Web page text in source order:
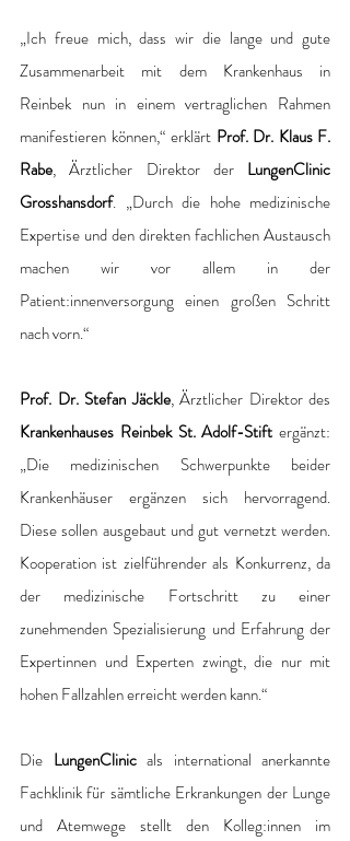
„Ich freue mich, dass wir die lange und gute
Zusammenarbeit mit dem Krankenhaus in
Reinbek nun in einem vertraglichen Rahmen
manifestieren können,“ erklärt Prof. Dr. Klaus F.
Rabe, Ärztlicher Direktor der LungenClinic
Grosshansdorf. „Durch die hohe medizinische
Expertise und den direkten fachlichen Austausch
machen wir vor allem in der
Patient:innenversorgung einen großen Schritt
nach vorn.“
Prof. Dr. Stefan Jäckle
Krankenhauses Reinbek St. Adolf-Stift ergänzt:
„Die medizinischen Schwerpunkte beider
Krankenhäuser ergänzen sich hervorragend.
Diese sollen ausgebaut und gut vernetzt werden.
Kooperation ist zielführender als Konkurrenz, da
der medizinische Fortschritt zu einer
zunehmenden Spezialisierung und Erfahrung der
Expertinnen und Experten zwingt, die nur mit
hohen Fallzahlen erreicht werden kann.“
Die LungenClinic als international anerkannte
Fachklinik für sämtliche Erkrankungen der Lunge